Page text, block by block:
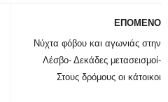
ΕΠΟΜΕΝΟ
Νύχτα φόβου και αγωνιάς στην
Λέσβο- Δεκάδες μετασεισμοί-
Στους δρόμους οι κάτοικοι